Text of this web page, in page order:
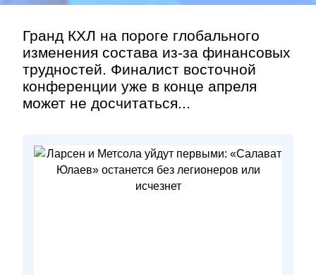
Гранд КХЛ на пороге глобального
изменения состава из-за финансовых
трудностей. Финалист восточной
конференции уже в конце апреля
может не досчитаться...